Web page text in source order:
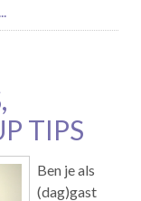
TIPS
Ben je als
(dag)gast